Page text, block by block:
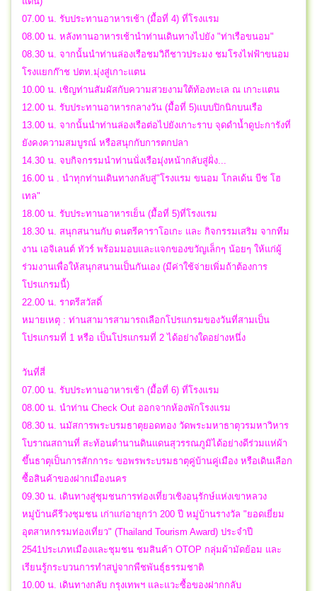
07.00 น. รับประทานอาหารเช้า (มื้อที่ 4) ที่โรงแรม
08.00 น. หลังทานอาหารเช้านำท่านเดินทางไปยัง "ท่าเรือขนอม"
08.30 น. จากนั้นนำท่านล่องเรือชมวิถีชาวประมง ชมโรงไฟฟ้าขนอม
โรงแยกก๊าช ปตท.มุ่งสู่เกาะแตน
10.00 น. เชิญท่านสัมผัสกับความสวยงามใต้ท้องทะเล ณ เกาะแตน
12.00 น. รับประทานอาหารกลางวัน (มื้อที่ 5)แบบปิกนิกบนเรือ
13.00 น. จากนั้นนำท่านล่องเรือต่อไปยังเกาะราบ จุดดำน้ำดูปะการังที่
ยังคงความสมบูรณ์ หรือสนุกกับการตกปลา
14.30 น. จบกิจกรรมนำท่านนั่งเรือมุ่งหน้ากลับสู่ฝั่ง...
16.00 น . นำทุกท่านเดินทางกลับสู่"โรงแรม ขนอม โกลเด้น บีช โฮ
เทล"
18.00 น. รับประทานอาหารเย็น (มื้อที่ 5)ที่โรงแรม
18.30 น. สนุกสนานกับ ดนตรีคาราโอเกะ และ กิจกรรมเสริม จากทีม
งาน เอจิเลนต์ ทัวร์ พร้อมมอบและแจกของขวัญเล็กๆ น้อยๆ ให้แก่ผู้
ร่วมงานเพื่อให้สนุกสนานเป็นกันเอง (มีค่าใช้จ่ายเพิ่มถ้าต้องการ
โปรแกรมนี้)
22.00 น. ราตรีสวัสดิ์
หมายเหตุ : ท่านสามารสามารถเลือกโปรแกรมของวันที่สามเป็น
โปรแกรมที่ 1 หรือ เป็นโปรแกรมที่ 2 ได้อย่างใดอย่างหนึ่ง
วันที่สี่
07.00 น. รับประทานอาหารเช้า (มื้อที่ 6) ที่โรงแรม
08.00 น. นำท่าน Check Out ออกจากห้องพักโรงแรม
08.30 น. นมัสการพระบรมธาตุยอดทอง วัดพระมหาธาตุวรมหาวิหาร
โบราณสถานที่ สะท้อนตำนานดินแดนสุวรรณภูมิได้อย่างดีร่วมแห่ผ้า
ขึ้นธาตุเป็นการสักการะ ขอพรพระบรมธาตุคู่บ้านคู่เมือง หรือเดินเลือก
ซื้อสินค้าของฝากเมืองนคร
09.30 น. เดินทางสู่ชุมชนการท่องเที่ยวเชิงอนุรักษ์แห่งเขาหลวง
หมู่บ้านคีรีวงชุมชน เก่าแก่อายุกว่า 200 ปี หมู่บ้านรางวัล "ยอดเยี่ยม
อุตสาหกรรมท่องเที่ยว" (Thailand Tourism Award) ประจำปี
2541ประเภทเมืองและชุมชน ชมสินค้า OTOP กลุ่มผ้ามัดย้อม และ
เรียนรู้กระบวนการทำสบู่จากพืชพันธุ์ธรรมชาติ
10.00 น. เดินทางกลับ กรุงเทพฯ และแวะซื้อของฝากกลับ